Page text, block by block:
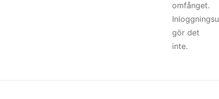
omfånget.
gör det
inte.